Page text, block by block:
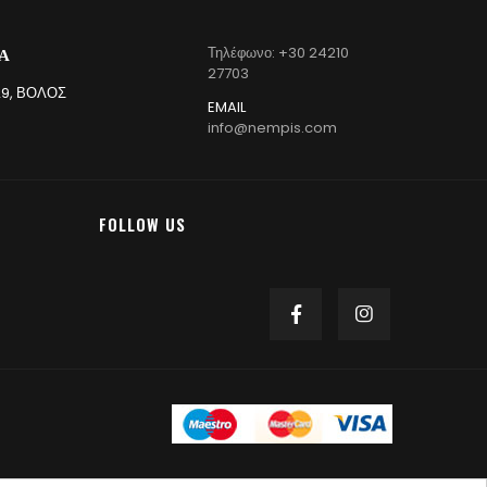
ΒΌΛΟΣ
Τηλέφωνο: +30 24210
27703
EMAIL
info@nempis.com
FOLLOW US